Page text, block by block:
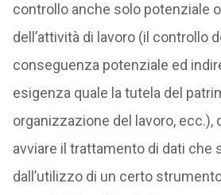
controllo anche solo potenziale
dell’attività di lavoro (il controllo
conseguenza potenziale ed
esigenza quale la tutela del
organizzazione del lavoro, ecc.),
avviare il trattamento di dati che
dall’utilizzo di un certo